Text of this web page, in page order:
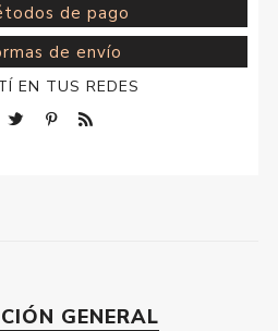
de pago
de envío
EN TUS REDES
GENERAL